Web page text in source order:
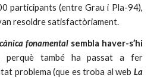
participants (entre Grau i Pla-94),
resoldre satisfactòriament.
fonamentalsembla haver-s’hi
perquè també ha passat a fer
problema (que es troba al web La